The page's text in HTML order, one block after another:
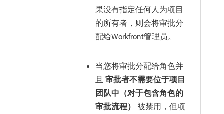
果没有指定任何人为项目
的所有者，则会将审批分
配给Workfront管理员。
当您将审批分配给角色并
且 审批者不需要位于项目
团队中（对于包含角色的
审批流程）
被禁用，但项